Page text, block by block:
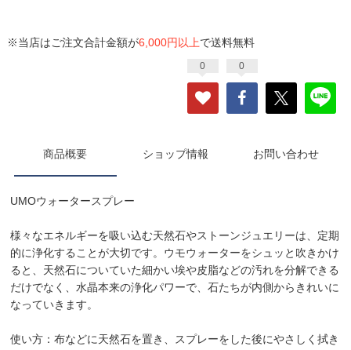
※当店はご注文合計金額が6,000円以上で送料無料
0 0
商品概要 ショップ情報 お問い合わせ
UMOウォータースプレー
様々なエネルギーを吸い込む天然石やストーンジュエリーは、定期
的に浄化することが大切です。ウモウォーターをシュッと吹きかけ
ると、天然石についていた細かい埃や皮脂などの汚れを分解できる
だけでなく、水晶本来の浄化パワーで、石たちが内側からきれいに
なっていきます。
使い方：布などに天然石を置き、スプレーをした後にやさしく拭き